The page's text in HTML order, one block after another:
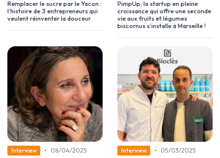
Remplacer le sucre par le Yacon :
l’histoire de 3 entrepreneurs qui
veulent réinventer la douceur
PimpUp, la startup en pleine
croissance qui offre une seconde
vie aux fruits et légumes
biscornus s’installe à Marseille !
Interview •
08/04/2025
Interview •
05/03/2025